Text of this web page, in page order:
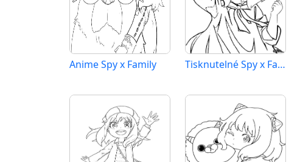
Anime Spy x Family Tisknutelné Spy x Family Obrázek